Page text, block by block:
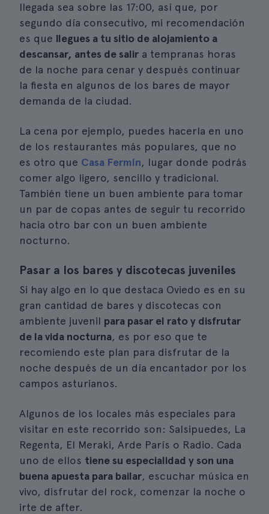
llegada sea sobre las 17:00, así que, por
segundo día consecutivo, mi recomendación
es que llegues a tu sitio de alojamiento a
descansar, antes de salir a tempranas horas
de la noche para cenar y después continuar
la fiesta en algunos de los bares de mayor
demanda de la ciudad.
La cena por ejemplo, puedes hacerla en uno
de los restaurantes más populares, que no
es otro que Casa Fermín, lugar donde podrás
comer algo ligero, sencillo y tradicional.
También tiene un buen ambiente para tomar
un par de copas antes de seguir tu recorrido
hacia otro bar con un buen ambiente
nocturno.
Pasar a los bares y discotecas juveniles
Si hay algo en lo que destaca Oviedo es en su
gran cantidad de bares y discotecas con
ambiente juvenil para pasar el rato y disfrutar
de la vida nocturna, es por eso que te
recomiendo este plan para disfrutar de la
noche después de un día encantador por los
campos asturianos.
Algunos de los locales más especiales para
visitar en este recorrido son: Salsipuedes, La
Regenta, El Meraki, Arde París o Radio. Cada
uno de ellos tiene su especialidad y son una
buena apuesta para bailar, escuchar música en
vivo, disfrutar del rock, comenzar la noche o
irte de after.